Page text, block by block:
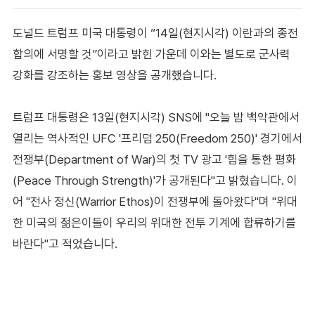
도널드 트럼프 미국 대통령이 “14일(현지시각) 이란과의 종전
합의에 서명할 것”이라고 밝힌 가운데 이와는 별도로 군사력
강화를 강조하는 홍보 영상을 공개했습니다.
트럼프 대통령은 13일(현지시각) SNS에 "오늘 밤 백악관에서
열리는 역사적인 UFC '프리덤 250(Freedom 250)' 경기에서
전쟁부(Department of War)의 첫 TV 광고 '힘을 통한 평화
(Peace Through Strength)'가 공개된다"고 밝혔습니다. 이
어 "전사 정신(Warrior Ethos)이 전쟁부에 돌아왔다"며 "위대
한 미국의 젊은이들이 우리의 위대한 전투 기계에 합류하기를
바란다"고 적었습니다.